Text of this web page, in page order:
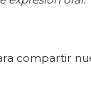
compartir